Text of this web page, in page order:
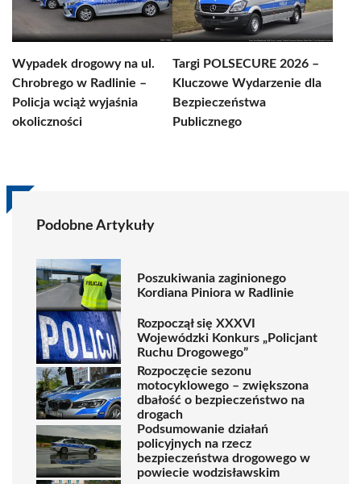
Wypadek drogowy na ul.
Chrobrego w Radlinie –
Policja wciąż wyjaśnia
okoliczności
Targi POLSECURE 2026 –
Kluczowe Wydarzenie dla
Bezpieczeństwa
Publicznego
Podobne Artykuły
Poszukiwania zaginionego
Kordiana Piniora w Radlinie
Rozpoczął się XXXVI
Wojewódzki Konkurs „Policjant
Ruchu Drogowego”
Rozpoczęcie sezonu
motocyklowego – zwiększona
dbałość o bezpieczeństwo na
drogach
Podsumowanie działań
policyjnych na rzecz
bezpieczeństwa drogowego w
powiecie wodzisławskim